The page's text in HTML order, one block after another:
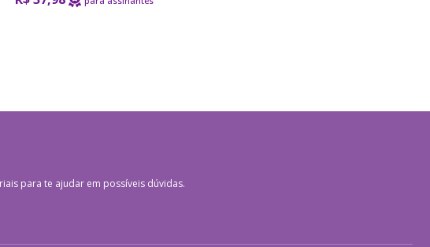
para te ajudar em possíveis dúvidas.